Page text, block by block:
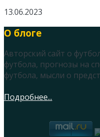
13.06.2023
О блоге
Авторский сайт о
футбола, прогнозы на
футбола, мысли о
Подробнее...